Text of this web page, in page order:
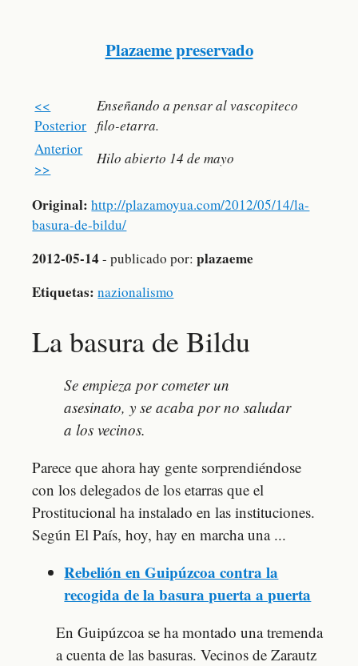
Plazaeme preservado
<<
Posterior
Enseñando a pensar al vascopiteco
filo-etarra.
Anterior
>>
Hilo abierto 14 de mayo
Original: http://plazamoyua.com/2012/05/14/la-
basura-de-bildu/
2012-05-14- publicado por:plazaeme
Etiquetas: nazionalismo
La basura de Bildu
Se empieza por cometer un
asesinato, y se acaba por no saludar
a los vecinos.
Parece que ahora hay gente sorprendiéndose
con los delegados de los etarras que el
Prostitucional ha instalado en las instituciones.
Según El País, hoy, hay en marcha una ...
Rebelión en Guipúzcoa contra la
recogida de la basura puerta a puerta
En Guipúzcoa se ha montado una tremenda
a cuenta de las basuras. Vecinos de Zarautz